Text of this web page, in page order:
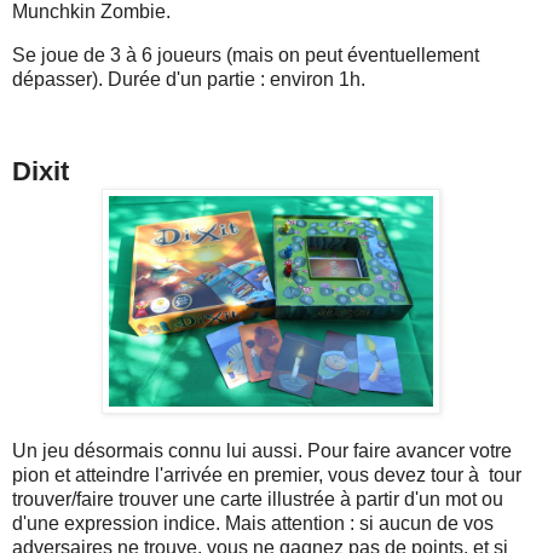
Munchkin Zombie.
Se joue de 3 à 6 joueurs (mais on peut éventuellement
dépasser). Durée d'un partie : environ 1h.
Dixit
Un jeu désormais connu lui aussi. Pour faire avancer votre
pion et atteindre l'arrivée en premier, vous devez tour à tour
trouver/faire trouver une carte illustrée à partir d'un mot ou
d'une expression indice. Mais attention : si aucun de vos
adversaires ne trouve, vous ne gagnez pas de points, et si